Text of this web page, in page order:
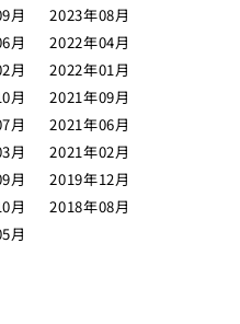
月
2023年08月
月
2022年04月
月
2022年01月
月
2021年09月
月
2021年06月
月
2021年02月
月
2019年12月
月
2018年08月
月